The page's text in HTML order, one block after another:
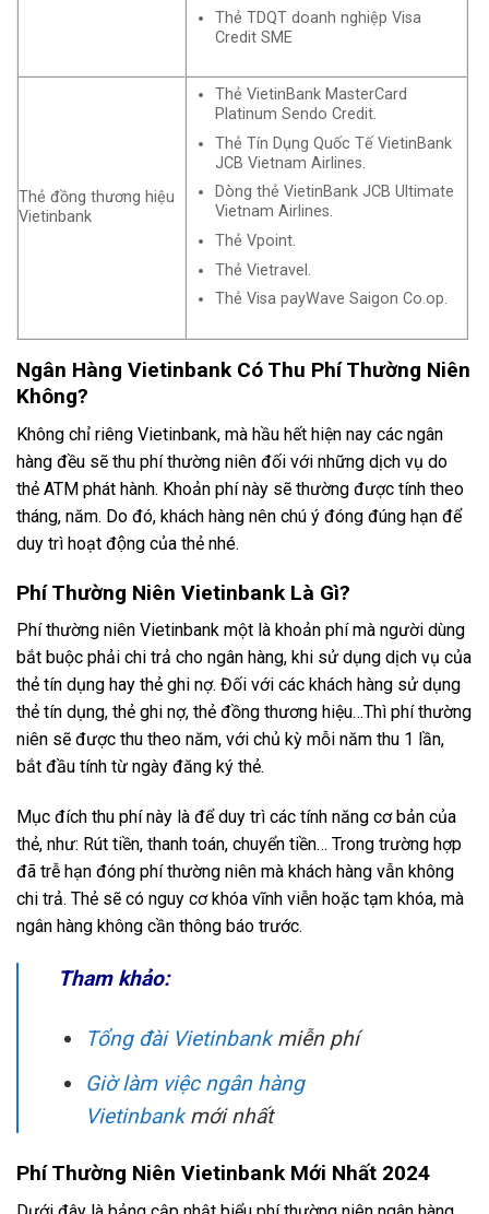
Thẻ TDQT doanh nghiệp Visa
Credit SME
Thẻ đồng thương hiệu
Vietinbank
Thẻ VietinBank MasterCard
Platinum Sendo Credit.
Thẻ Tín Dụng Quốc Tế VietinBank
JCB Vietnam Airlines.
Dòng thẻ VietinBank JCB Ultimate
Vietnam Airlines.
Thẻ Vpoint.
Thẻ Vietravel.
Thẻ Visa payWave Saigon Co.op.
Ngân Hàng Vietinbank Có Thu Phí Thường Niên
Không?
Không chỉ riêng Vietinbank, mà hầu hết hiện nay các ngân
hàng đều sẽ thu phí thường niên đối với những dịch vụ do
thẻ ATM phát hành. Khoản phí này sẽ thường được tính theo
tháng, năm. Do đó, khách hàng nên chú ý đóng đúng hạn để
duy trì hoạt động của thẻ nhé.
Phí Thường Niên Vietinbank Là Gì?
Phí thường niên Vietinbank một là khoản phí mà người dùng
bắt buộc phải chi trả cho ngân hàng, khi sử dụng dịch vụ của
thẻ tín dụng hay thẻ ghi nợ. Đối với các khách hàng sử dụng
thẻ tín dụng, thẻ ghi nợ, thẻ đồng thương hiệu…Thì phí thường
niên sẽ được thu theo năm, với chủ kỳ mỗi năm thu 1 lần,
bắt đầu tính từ ngày đăng ký thẻ.
Mục đích thu phí này là để duy trì các tính năng cơ bản của
thẻ, như: Rút tiền, thanh toán, chuyển tiền… Trong trường hợp
đã trễ hạn đóng phí thường niên mà khách hàng vẫn không
chi trả. Thẻ sẽ có nguy cơ khóa vĩnh viễn hoặc tạm khóa, mà
ngân hàng không cần thông báo trước.
Tham khảo:
Tổng đài Vietinbankmiễn phí
Giờ làm việc ngân hàng
Vietinbankmới nhất
Phí Thường Niên Vietinbank Mới Nhất 2024